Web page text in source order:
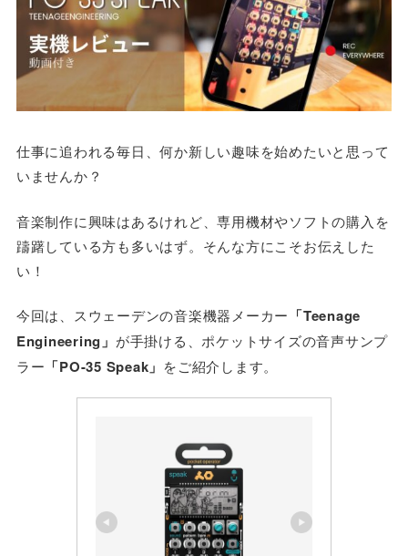
仕事に追われる毎日、何か新しい趣味を始めたいと思って
いませんか？
音楽制作に興味はあるけれど、専用機材やソフトの購入を
躊躇している方も多いはず。そんな方にこそお伝えした
い！
今回は、スウェーデンの音楽機器メーカー 「Teenage
Engineering」 が手掛ける、ポケットサイズの音声サンプ
ラー 「PO-35 Speak」 をご紹介します。